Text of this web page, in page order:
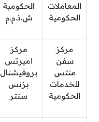
المعاملات
الحكومية
الحكومية
ش.ذ.م.م
مركز
سفن
منتس
للخدمات
الحكومية
مركز
اميرتس
بروفيشنال
بزنس
سنتر